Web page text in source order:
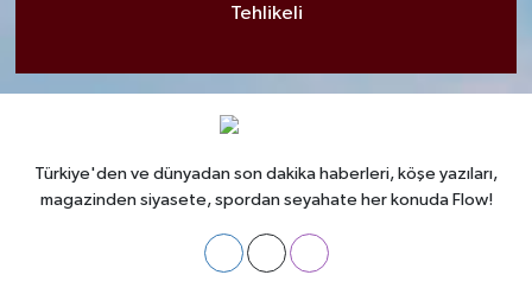
Tehlikeli
Türkiye'den ve dünyadan son dakika haberleri, köşe yazıları,
magazinden siyasete, spordan seyahate her konuda Flow!